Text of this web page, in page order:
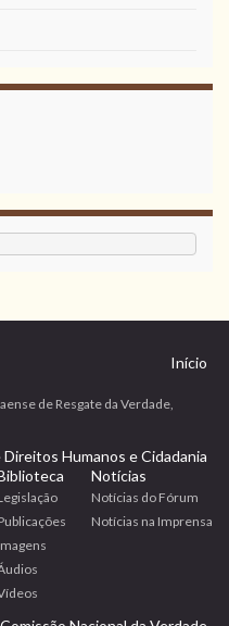
Início
de Resgate da Verdade,
Humanos e Cidadania
Notícias
Notícias do Fórum
Notícias na Imprensa